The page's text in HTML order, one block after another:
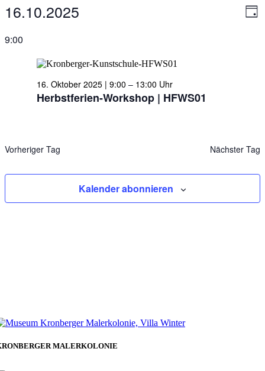
Veranstaltungen
für
Oktober
Tag
16.10.2025
wählen.
9:00
Herbstferien-Workshop | HFWS01
16. Oktober 2025 | 9:00 – 13:00
Vorheriger Tag Nächster Tag
Kalender abonnieren
MALERKOLONIE